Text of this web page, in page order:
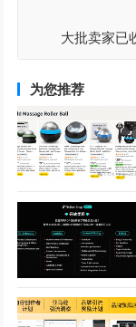
大批卖家已
为您推荐